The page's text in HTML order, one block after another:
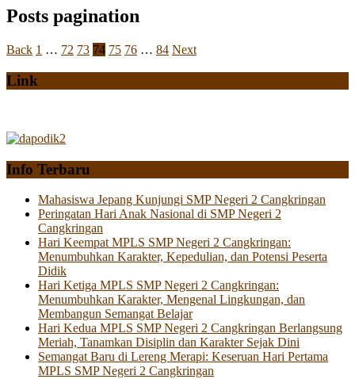
Posts pagination
Back 1 … 72 73 74 75 76 … 84 Next
Link
Info Terbaru
Mahasiswa Jepang Kunjungi SMP Negeri 2 Cangkringan
Peringatan Hari Anak Nasional di SMP Negeri 2
Cangkringan
Hari Keempat MPLS SMP Negeri 2 Cangkringan:
Menumbuhkan Karakter, Kepedulian, dan Potensi Peserta
Didik
Hari Ketiga MPLS SMP Negeri 2 Cangkringan:
Menumbuhkan Karakter, Mengenal Lingkungan, dan
Membangun Semangat Belajar
Hari Kedua MPLS SMP Negeri 2 Cangkringan Berlangsung
Meriah, Tanamkan Disiplin dan Karakter Sejak Dini
Semangat Baru di Lereng Merapi: Keseruan Hari Pertama
MPLS SMP Negeri 2 Cangkringan